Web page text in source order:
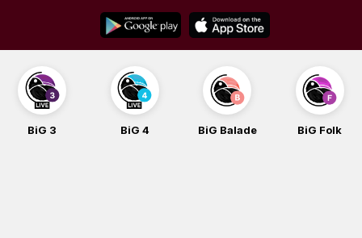
content
BiG 3 BiG 4 BiG Balade BiG Folk